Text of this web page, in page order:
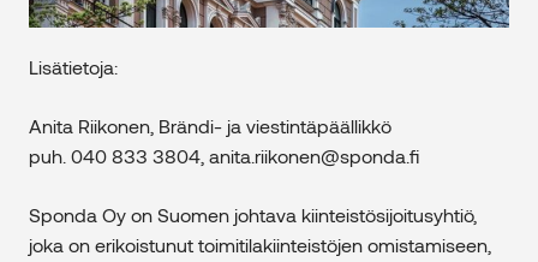
Lisätietoja:
Anita Riikonen, Brändi- ja viestintäpäällikkö
puh. 040 833 3804, anita.riikonen@sponda.fi
Sponda Oy on Suomen johtava kiinteistösijoitusyhtiö,
joka on erikoistunut toimitilakiinteistöjen omistamiseen,